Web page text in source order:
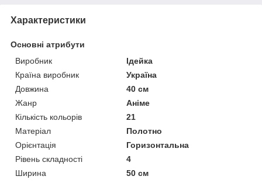
Характеристики
Основні атрибути
Виробник
Ідейка
Країна виробник
Україна
Довжина
40 см
Жанр
Аніме
Кількість кольорів
21
Матеріал
Полотно
Орієнтація
Горизонтальна
Рівень складності
4
Ширина
50 см